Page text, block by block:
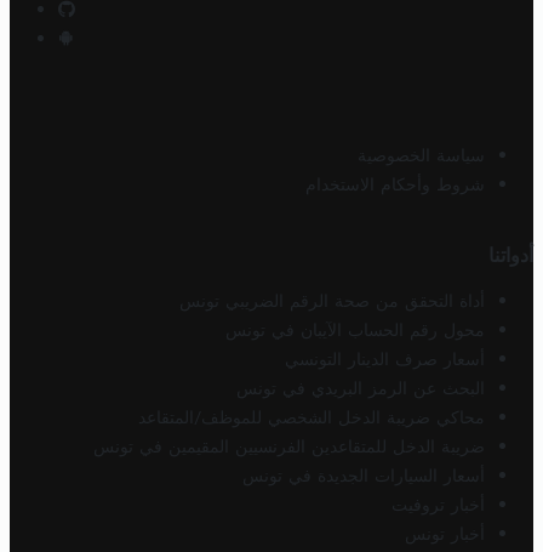
سياسة الخصوصية
شروط وأحكام الاستخدام
أدواتنا
أداة التحقق من صحة الرقم الضريبي تونس
محول رقم الحساب الآيبان في تونس
أسعار صرف الدينار التونسي
البحث عن الرمز البريدي في تونس
محاكي ضريبة الدخل الشخصي للموظف/المتقاعد
ضريبة الدخل للمتقاعدين الفرنسيين المقيمين في تونس
أسعار السيارات الجديدة في تونس
أخبار تروفيت
أخبار تونس